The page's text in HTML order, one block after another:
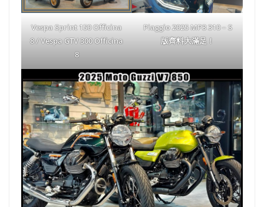
Vespa Sprint 150 Officina
8 / Vespa GTV 300 Officina
8
Piaggio 2025 MP3 310 – S
版齊料大滿足！